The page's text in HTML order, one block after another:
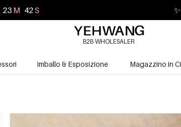
23 M 40S ✨
B2B WHOLESALER
Imballo & Esposizione Magazzino in